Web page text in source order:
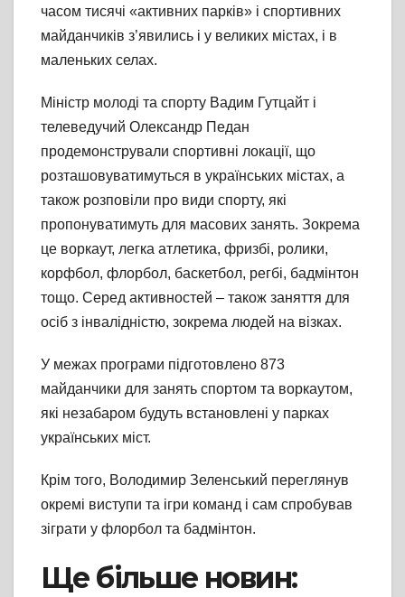
часом тисячі «активних парків» і спортивних
майданчиків з’явились і у великих містах, і в
маленьких селах.
Міністр молоді та спорту Вадим Гутцайт і
телеведучий Олександр Педан
продемонстрували спортивні локації, що
розташовуватимуться в українських містах, а
також розповіли про види спорту, які
пропонуватимуть для масових занять. Зокрема
це воркаут, легка атлетика, фризбі, ролики,
корфбол, флорбол, баскетбол, регбі, бадмінтон
тощо. Серед активностей – також заняття для
осіб з інвалідністю, зокрема людей на візках.
У межах програми підготовлено 873
майданчики для занять спортом та воркаутом,
які незабаром будуть встановлені у парках
українських міст.
Крім того, Володимир Зеленський переглянув
окремі виступи та ігри команд і сам спробував
зіграти у флорбол та бадмінтон.
Ще більше новин: